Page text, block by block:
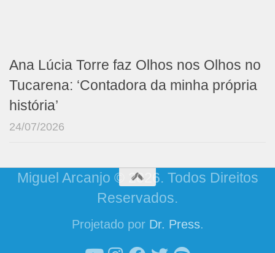
Ana Lúcia Torre faz Olhos nos Olhos no
Tucarena: ‘Contadora da minha própria
história’
24/07/2026
Miguel Arcanjo © 2026. Todos Direitos
Reservados.
Projetado por Dr. Press.